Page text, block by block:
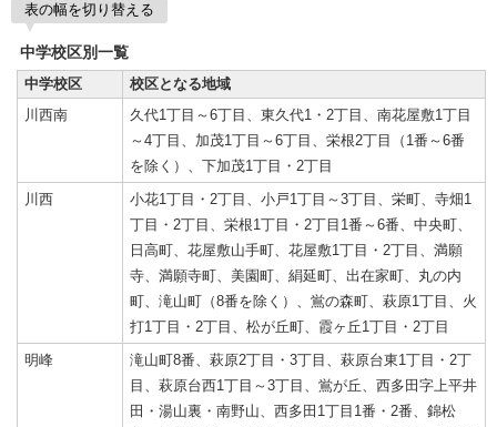
表の幅を切り替える
中学校区別一覧
中学校区
校区となる地域
川西南
久代1丁目～6丁目、東久代1・2丁目、南花屋敷1丁目
～4丁目、加茂1丁目～6丁目、栄根2丁目（1番～6番
を除く）、下加茂1丁目・2丁目
川西
小花1丁目・2丁目、小戸1丁目～3丁目、栄町、寺畑1
丁目・2丁目、栄根1丁目・2丁目1番～6番、中央町、
日高町、花屋敷山手町、花屋敷1丁目・2丁目、満願
寺、満願寺町、美園町、絹延町、出在家町、丸の内
町、滝山町（8番を除く）、鴬の森町、萩原1丁目、火
打1丁目・2丁目、松が丘町、霞ヶ丘1丁目・2丁目
明峰
滝山町8番、萩原2丁目・3丁目、萩原台東1丁目・2丁
目、萩原台西1丁目～3丁目、鴬が丘、西多田字上平井
田・湯山裏・南野山、西多田1丁目1番・2番、錦松